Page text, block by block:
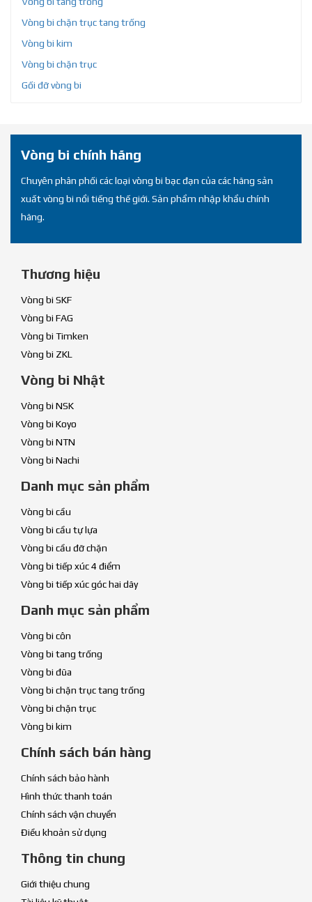
Vòng bi chặn trục tang trống
Vòng bi kim
Vòng bi chặn trục
Gối đỡ vòng bi
Vòng bi chính hãng
Chuyên phân phối các loại vòng bi bạc đạn của các hãng sản
xuất vòng bi nổi tiếng thế giới. Sản phẩm nhập khẩu chính
hãng.
Thương hiệu
Vòng bi SKF
Vòng bi FAG
Vòng bi Timken
Vòng bi ZKL
Vòng bi Nhật
Vòng bi NSK
Vòng bi Koyo
Vòng bi NTN
Vòng bi Nachi
Danh mục sản phẩm
Vòng bi cầu
Vòng bi cầu tự lựa
Vòng bi cầu đỡ chặn
Vòng bi tiếp xúc 4 điểm
Vòng bi tiếp xúc góc hai dãy
Danh mục sản phẩm
Vòng bi côn
Vòng bi tang trống
Vòng bi đũa
Vòng bi chặn trục tang trống
Vòng bi chặn trục
Vòng bi kim
Chính sách bán hàng
Chính sách bảo hành
Hình thức thanh toán
Chính sách vận chuyển
Điều khoản sử dụng
Thông tin chung
Giới thiệu chung